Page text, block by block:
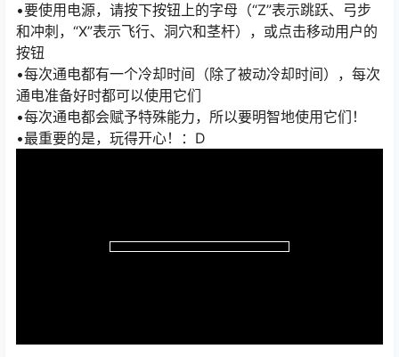
•要使用电源，请按下按钮上的字母（“Z”表示跳跃、弓步
和冲刺，“X”表示飞行、洞穴和茎杆），或点击移动用户的
按钮
•每次通电都有一个冷却时间（除了被动冷却时间），每次
通电准备好时都可以使用它们
•每次通电都会赋予特殊能力，所以要明智地使用它们！
•最重要的是，玩得开心！：D